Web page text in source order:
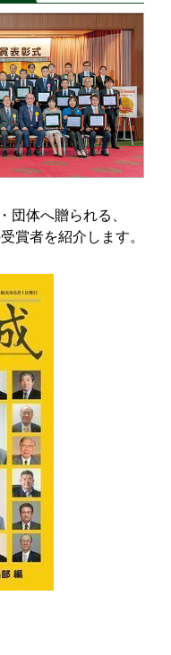
体へ贈られる、
賞者を紹介します。